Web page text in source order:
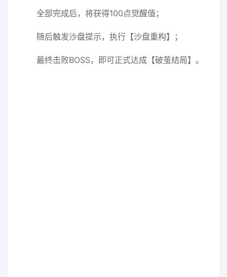
全部完成后，将获得100点觉醒值；
随后触发沙盘提示，执行【沙盘重构】；
最终击败BOSS，即可正式达成【破茧结局】。